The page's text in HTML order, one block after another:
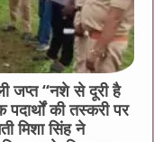
जप्त “नशे से दूरी है
की तस्करी पर
मिशा सिंह ने